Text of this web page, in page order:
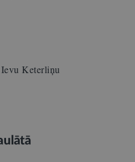
Keterliņu